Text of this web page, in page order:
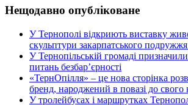
Нещодавно опубліковане
У Тернополі відкриють виставку
скульптури закарпатського
У Тернопільській громаді
питань безбар’єрності
«ТернОпілля» – це нова сторінка
бренд, народжений в повазі до свого
У тролейбусах і маршрутках